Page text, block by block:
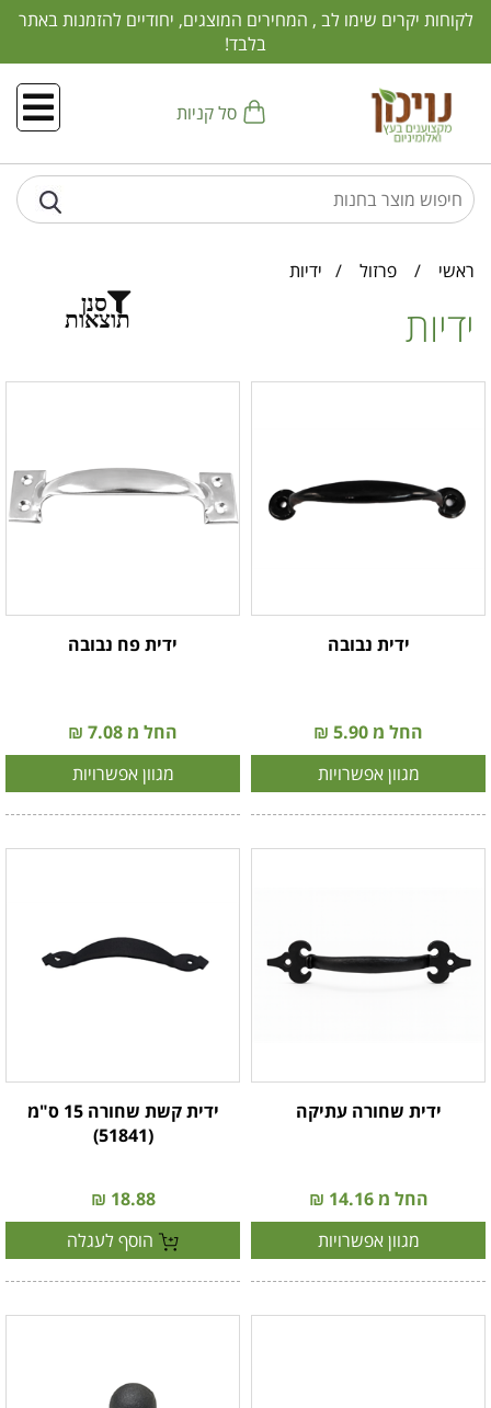
לקוחות יקרים שימו לב , המחירים המוצגים, יחודיים להזמנות באתר
בלבד!
סל קניות
ראשי / פרזול / ידיות
סנן
תוצאות ידיות
ידית נבובה
החל מ 5.90 ₪
מגוון אפשרויות
ידית פח נבובה
החל מ 7.08 ₪
מגוון אפשרויות
ידית שחורה עתיקה
החל מ 14.16 ₪
מגוון אפשרויות
ידית קשת שחורה 15 ס"מ
(51841)
18.88 ₪
הוסף לעגלה